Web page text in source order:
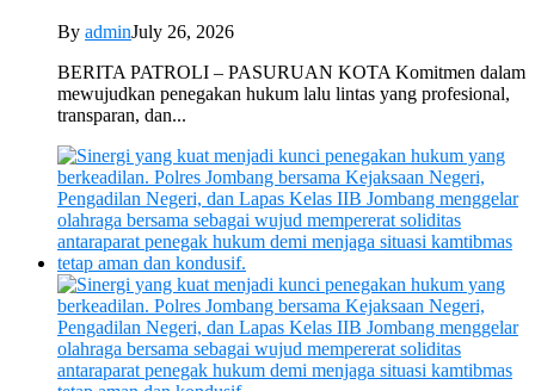
By adminJuly 26, 2026
BERITA PATROLI – PASURUAN KOTA Komitmen dalam
mewujudkan penegakan hukum lalu lintas yang profesional,
transparan, dan...